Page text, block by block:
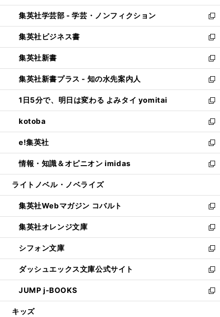
開
く
ウ
で
開
く
ン
ド
ウ
で
開
く
ウ
ィ
ン
ド
ウ
で
開
く
集英社学芸部 - 学芸・ノンフィクション
新
し
い
ウ
ィ
ン
ド
ウ
で
開
く
集英社ビジネス書
新
し
い
ウ
ィ
ン
ド
ウ
で
開
く
集英社新書
新
し
い
ウ
ィ
ン
ド
ウ
で
開
く
集英社新書プラス - 知の水先案内人
新
し
い
ウ
ィ
ン
ド
ウ
で
開
1日5分で、明日は変わる よみタイ yomitai
新
し
い
ウ
ィ
ン
ド
ウ
開
く
kotoba
新
し
い
ウ
ィ
ン
ウ
で
開
く
e!集英社
新
し
い
ウ
ン
ド
ウ
で
開
く
情報・知識＆オピニオン imidas
新
し
ウ
ィ
ン
ド
ウ
で
開
く
ライトノベル・ノベライズ
集英社Webマガジン コバルト
新
し
い
ウ
ィ
ン
ド
ウ
で
開
集英社オレンジ文庫
新
し
い
ウ
ィ
ン
ド
ウ
シフォン文庫
新
し
い
ウ
ィ
ン
ダッシュエックス文庫公式サイト
新
し
い
ウ
JUMP j-BOOKS
新
し
キッズ